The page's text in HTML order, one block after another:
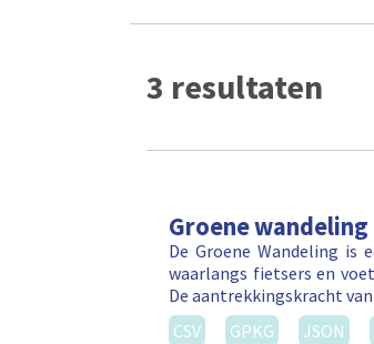
3 resultaten
Groene
De Groene Wandeling
waarlangs fietsers en
De aantrekkingskracht
CSV
GPKG JSON